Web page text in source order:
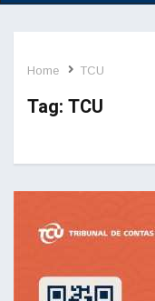
Home TCU
Tag: TCU